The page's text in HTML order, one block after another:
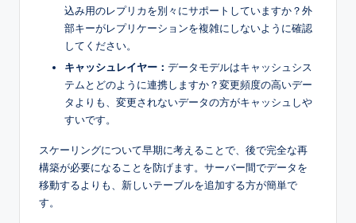
込み用のレプリカを別々にサポートしていますか？外
部キーがレプリケーションを複雑にしないように確認
してください。
キャッシュレイヤー： データモデルはキャッシュシス
テムとどのように連携しますか？変更頻度の高いデー
タよりも、変更されないデータの方がキャッシュしや
すいです。
スケーリングについて早期に考えることで、後で完全な再
構築が必要になることを防げます。サーバー間でデータを
移動するよりも、新しいテーブルを追加する方が簡単で
す。